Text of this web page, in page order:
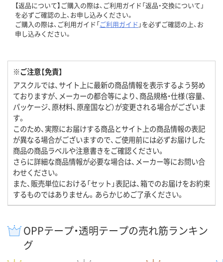
【返品について】ご購入の際は、ご利用ガイド「返品・交換について」
を必ずご確認の上、お申し込みください。
ご購入の際は、ご利用ガイド「ご利用ガイド 」を必ずご確認の上、お
申し込みください。
※ご注意【免責】
アスクルでは、サイト上に最新の商品情報を表示するよう努め
ておりますが、メーカーの都合等により、商品規格・仕様（容量、
パッケージ、原材料、原産国など）が変更される場合がございま
す。
このため、実際にお届けする商品とサイト上の商品情報の表記
が異なる場合がございますので、ご使用前には必ずお届けした
商品の商品ラベルや注意書きをご確認ください。
さらに詳細な商品情報が必要な場合は、メーカー等にお問い合
わせください。
また、販売単位における「セット」表記は、箱でのお届けをお約束
するものではありません。あらかじめご了承ください。
OPPテープ・透明テープの売れ筋ランキン
グ